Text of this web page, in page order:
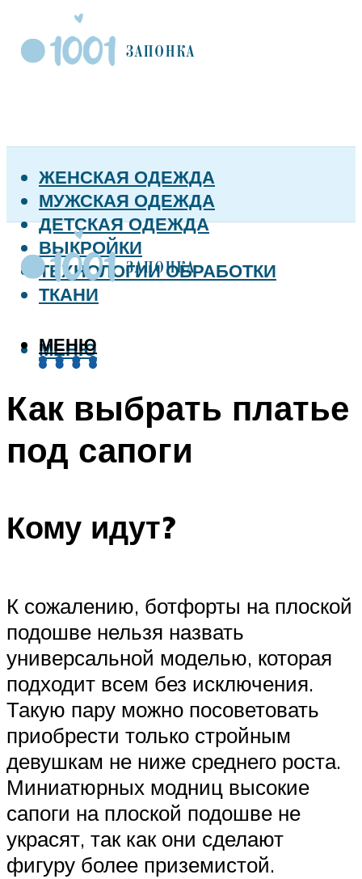
ЖЕНСКАЯ ОДЕЖДА
МУЖСКАЯ ОДЕЖДА
ДЕТСКАЯ ОДЕЖДА
ВЫКРОЙКИ
ТЕХНОЛОГИИ ОБРАБОТКИ
ТКАНИ
МЕНЮ
МЕНЮ
Как выбрать платье
под сапоги
Кому идут?
К сожалению, ботфорты на плоской
подошве нельзя назвать
универсальной моделью, которая
подходит всем без исключения.
Такую пару можно посоветовать
приобрести только стройным
девушкам не ниже среднего роста.
Миниатюрных модниц высокие
сапоги на плоской подошве не
украсят, так как они сделают
фигуру более приземистой.